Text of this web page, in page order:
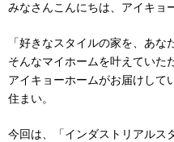
みなさんこんにちは、アイキョ
「好きなスタイルの家を、あな
そんなマイホームを叶えていた
アイキョーホームがお届けして
住まい。
今回は、「インダストリアルス